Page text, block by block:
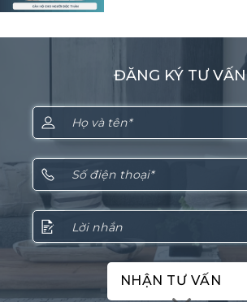
ĐĂNG KÝ TƯ VẤN
NHẬN TƯ VẤN